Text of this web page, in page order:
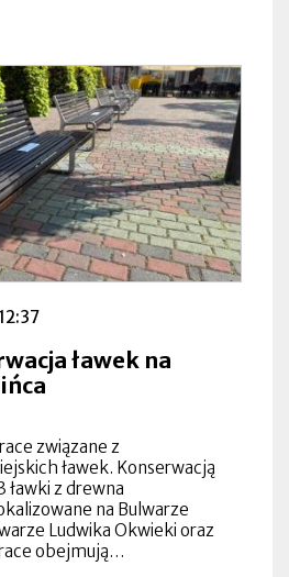
ławek na
związane z
ławek. Konserwacją
ławki z drewna
na Bulwarze
Ludwika Okwieki oraz
obejmują…